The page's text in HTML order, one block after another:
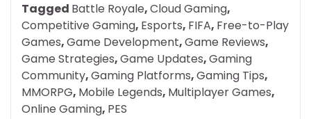
Tagged Battle Royale,Cloud Gaming,
Competitive Gaming, Esports, FIFA, Free-to-Play
Games,Game Development,Game Reviews,
Game Strategies,Game Updates,Gaming
Community,Gaming Platforms,Gaming Tips,
MMORPG, Mobile Legends, Multiplayer Games,
Online Gaming, PES